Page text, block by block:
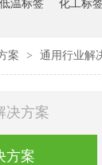
温标签 化工标
案 > 通用行业解
决方案
方案